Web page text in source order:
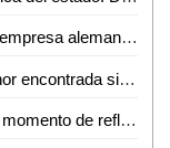
La entidad potosina recibirá inversión de empresa alemana por 15 mdd
Fiscalía de SLP investiga muerte de menor encontrada sin vida en San Martín Chalchicuautla
La navidad no es solo una fiesta, sino un momento de reflexión: Josefina Cebrero